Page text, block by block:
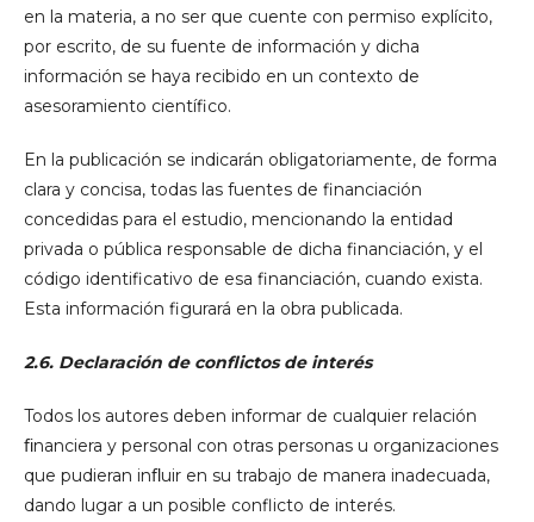
en la materia, a no ser que cuente con permiso explícito,
por escrito, de su fuente de información y dicha
información se haya recibido en un contexto de
asesoramiento científico.
En la publicación se indicarán obligatoriamente, de forma
clara y concisa, todas las fuentes de financiación
concedidas para el estudio, mencionando la entidad
privada o pública responsable de dicha financiación, y el
código identificativo de esa financiación, cuando exista.
Esta información figurará en la obra publicada.
2.6. Declaración de conflictos de interés
Todos los autores deben informar de cualquier relación
ﬁnanciera y personal con otras personas u organizaciones
que pudieran inﬂuir en su trabajo de manera inadecuada,
dando lugar a un posible conflicto de interés.